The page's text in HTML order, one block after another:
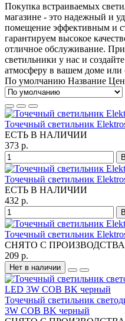
Покупка встраиваемых
магазине - это надежный и
помещение эффективным и
гарантируем высокое
отличное обслуживание.
светильники у нас и
атмосферу в вашем доме или
По умолчанию Название
Точечный светильник
ЕСТЬ В НАЛИЧИИ
373 р.
Точечный светильник
ЕСТЬ В НАЛИЧИИ
432 р.
Точечный светильник
СНЯТО С ПРОИЗВОДСТВА
209 р.
Нет в наличии
Точечный светильник
3W COB BK черный